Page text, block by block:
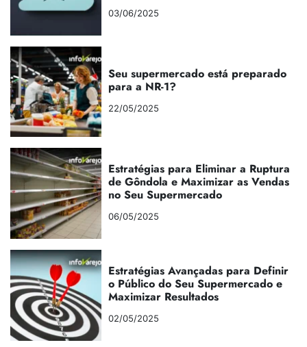
03/06/2025
Seu supermercado está preparado
para a NR-1?
22/05/2025
Estratégias para Eliminar a Ruptura
de Gôndola e Maximizar as Vendas
no Seu Supermercado
06/05/2025
Estratégias Avançadas para Definir
o Público do Seu Supermercado e
Maximizar Resultados
02/05/2025